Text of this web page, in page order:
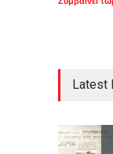
Latest